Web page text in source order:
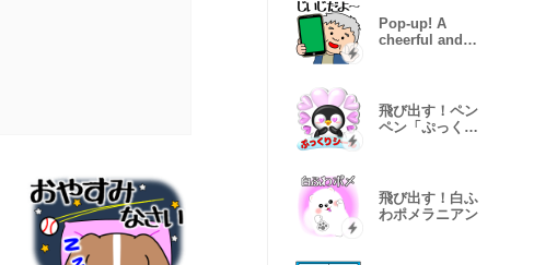
Pop-up! A
cheerful and
飛び出す！ペン
ペン「ぷっくり
飛び出す！白ふ
わポメラニアン